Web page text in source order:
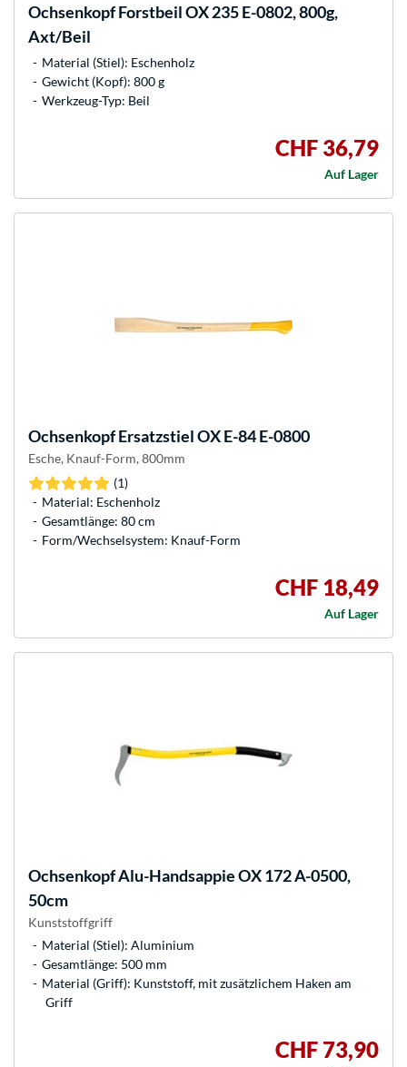
OchsenkopfForstbeil OX 235 E-0802, 800g,
Axt/Beil
Material (Stiel): Eschenholz
Gewicht (Kopf): 800 g
Werkzeug-Typ: Beil
CHF 36,79
Auf Lager
OchsenkopfErsatzstiel OX E-84 E-0800
Esche, Knauf-Form, 800mm
(1)
Material: Eschenholz
Gesamtlänge: 80 cm
Form/Wechselsystem: Knauf-Form
CHF 18,49
Auf Lager
OchsenkopfAlu-Handsappie OX 172 A-0500,
50cm
Kunststoffgriff
Material (Stiel): Aluminium
Gesamtlänge: 500 mm
Material (Griff): Kunststoff, mit zusätzlichem Haken am
Griff
CHF 73,90